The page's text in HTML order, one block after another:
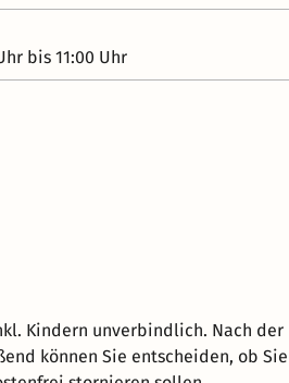
bis 11:00 Uhr
Kindern unverbindlich. Nach der
können Sie entscheiden, ob Sie